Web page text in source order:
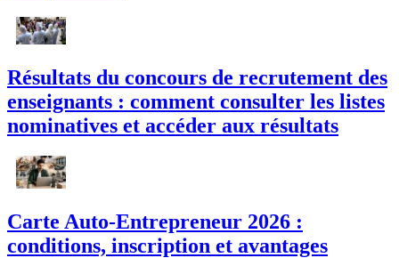
Résultats du concours de recrutement des
enseignants : comment consulter les listes
nominatives et accéder aux résultats
Carte Auto-Entrepreneur 2026 :
conditions, inscription et avantages